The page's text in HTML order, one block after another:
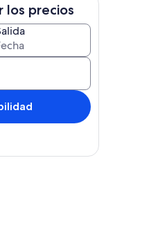
del alojamiento
los precios